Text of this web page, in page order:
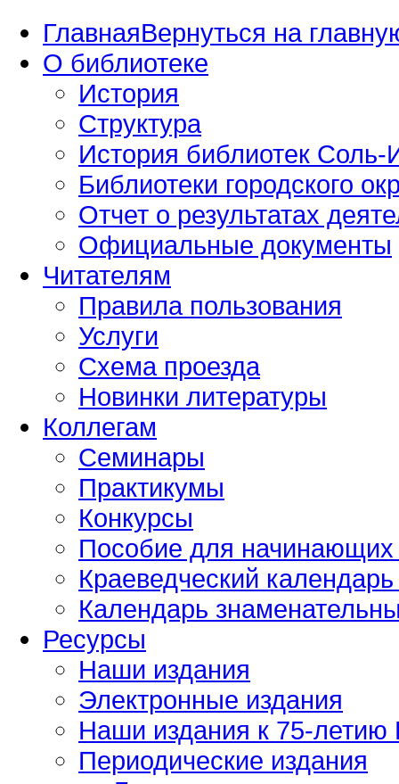
ГлавнаяВернуться на
О библиотеке
История
Структура
История библиотек Соль-
Библиотеки городского
Отчет о результатах
Официальные документы
Читателям
Правила пользования
Услуги
Схема проезда
Новинки литературы
Коллегам
Семинары
Практикумы
Конкурсы
Пособие для начинающих
Краеведческий
Календарь
Ресурсы
Наши издания
Электронные издания
Наши издания к 75-
Периодические издания